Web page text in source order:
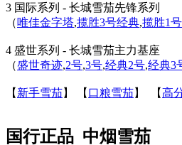
3 国际系列 - 长城雪茄先锋系列
（唯佳金字塔,揽胜3号经典,揽胜1
4 盛世系列 - 长城雪茄主力基座
（盛世奇迹,2号,3号,经典2号,经典3
【 新手雪茄】 【 口粮雪茄】 【高
国行正品 中烟雪茄